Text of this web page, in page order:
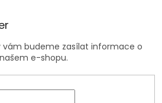
budeme zasílat informace o
e-shopu.